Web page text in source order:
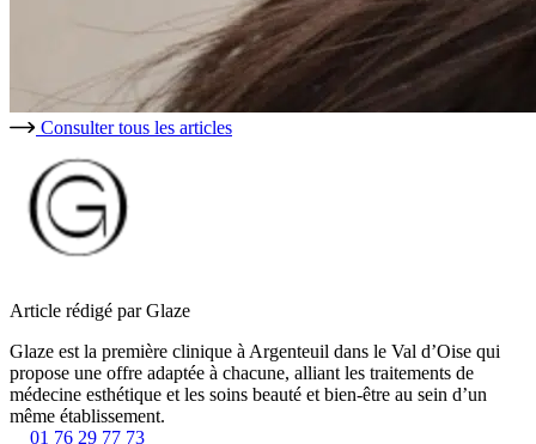
Consulter tous les articles
Article rédigé par Glaze
Glaze est la première clinique à Argenteuil dans le Val d’Oise qui
propose une offre adaptée à chacune, alliant les traitements de
médecine esthétique et les soins beauté et bien-être au sein d’un
même établissement.
01 76 29 77 73